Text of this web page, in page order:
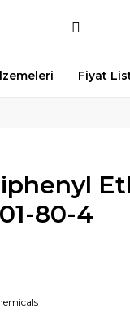
Fiyat
80-4